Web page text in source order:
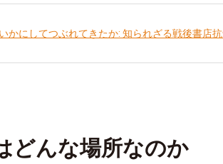
かにしてつぶれてきたか: 知られざる戦後書店
どんな場所なのか